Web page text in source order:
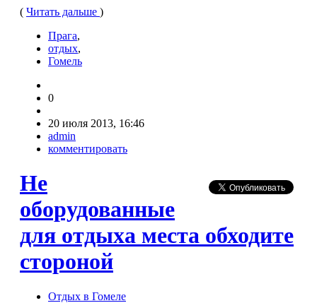
( Читать дальше )
Прага,
отдых,
Гомель
0
20 июля 2013, 16:46
admin
комментировать
Не
оборудованные
для отдыха места обходите
стороной
Отдых в Гомеле